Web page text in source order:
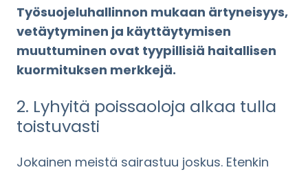
Työsuojeluhallinnon mukaan ärtyneisyys,
vetäytyminen ja käyttäytymisen
muuttuminen ovat tyypillisiä haitallisen
kuormituksen merkkejä.
2. Lyhyitä poissaoloja alkaa tulla
toistuvasti
Jokainen meistä sairastuu joskus. Etenkin